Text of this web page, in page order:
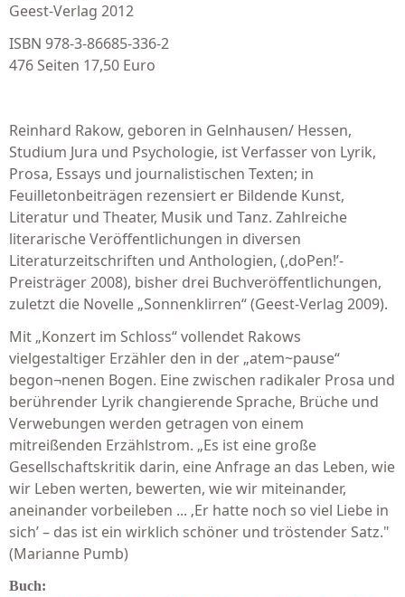
Geest-Verlag 2012
ISBN 978-3-86685-336-2
476 Seiten 17,50 Euro
Reinhard Rakow, geboren in Gelnhausen/ Hessen,
Studium Jura und Psychologie, ist Verfasser von Lyrik,
Prosa, Essays und journalistischen Texten; in
Feuilletonbeiträgen rezensiert er Bildende Kunst,
Literatur und Theater, Musik und Tanz. Zahlreiche
literarische Veröffentlichungen in diversen
Literaturzeitschriften und Anthologien, (‚doPen!’-
Preisträger 2008), bisher drei Buchveröffentlichungen,
zuletzt die Novelle „Sonnenklirren“ (Geest-Verlag 2009).
Mit „Konzert im Schloss“ vollendet Rakows
vielgestaltiger Erzähler den in der „atem~pause“
begon¬nenen Bogen. Eine zwischen radikaler Prosa und
berührender Lyrik changierende Sprache, Brüche und
Verwebungen werden getragen von einem
mitreißenden Erzählstrom. „Es ist eine große
Gesellschaftskritik darin, eine Anfrage an das Leben, wie
wir Leben werten, bewerten, wie wir miteinander,
aneinander vorbeileben ... ‚Er hatte noch so viel Liebe in
sich’ – das ist ein wirklich schöner und tröstender Satz."
(Marianne Pumb)
Buch: